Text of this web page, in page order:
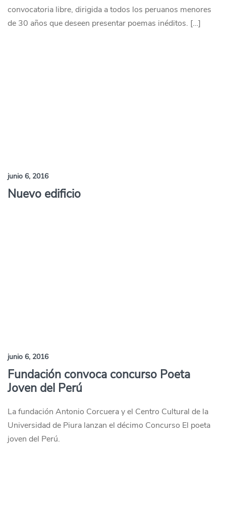
convocatoria libre, dirigida a todos los peruanos menores
de 30 años que deseen presentar poemas inéditos. […]
junio 6, 2016
Nuevo edificio
junio 6, 2016
Fundación convoca concurso Poeta
Joven del Perú
La fundación Antonio Corcuera y el Centro Cultural de la
Universidad de Piura lanzan el décimo Concurso El poeta
joven del Perú.